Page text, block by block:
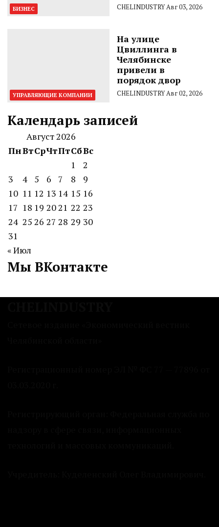
БИЗНЕС CHELINDUSTRYАвг 03, 2026
УПРАВЛЯЮЩИЕ КОМПАНИИ
На улице
Цвиллинга в
Челябинске
привели в
порядок двор
CHELINDUSTRYАвг 02, 2026
Календарь записей
Август 2026
ПнВтСрЧтПтСбВс
1
2
3
4 5 6 7 8
9
10 11 12 13 14 15 16
17 18 19 2021 22 23
24 25 26 27 28 29 30
31
« Июл
Мы ВКонтакте